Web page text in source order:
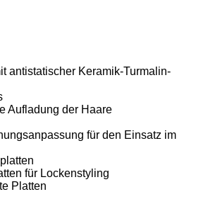
antistatischer Keramik-Turmalin-
Aufladung der Haare
für den Einsatz im
für Lockenstyling
Platten